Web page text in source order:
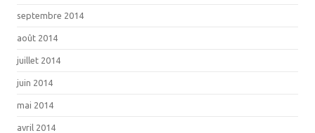
septembre 2014
août 2014
juillet 2014
juin 2014
mai 2014
avril 2014